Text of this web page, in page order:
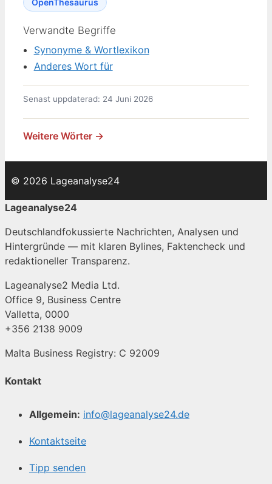
Verwandte Begriffe
Synonyme & Wortlexikon
Anderes Wort für
Senast uppdaterad: 24 Juni 2026
Weitere Wörter →
© 2026 Lageanalyse24
Lageanalyse24
Deutschlandfokussierte Nachrichten, Analysen und
Hintergründe — mit klaren Bylines, Faktencheck und
redaktioneller Transparenz.
Lageanalyse2 Media Ltd.
Office 9, Business Centre
Valletta, 0000
+356 2138 9009
Malta Business Registry: C 92009
Kontakt
Allgemein: info@lageanalyse24.de
Kontaktseite
Tipp senden